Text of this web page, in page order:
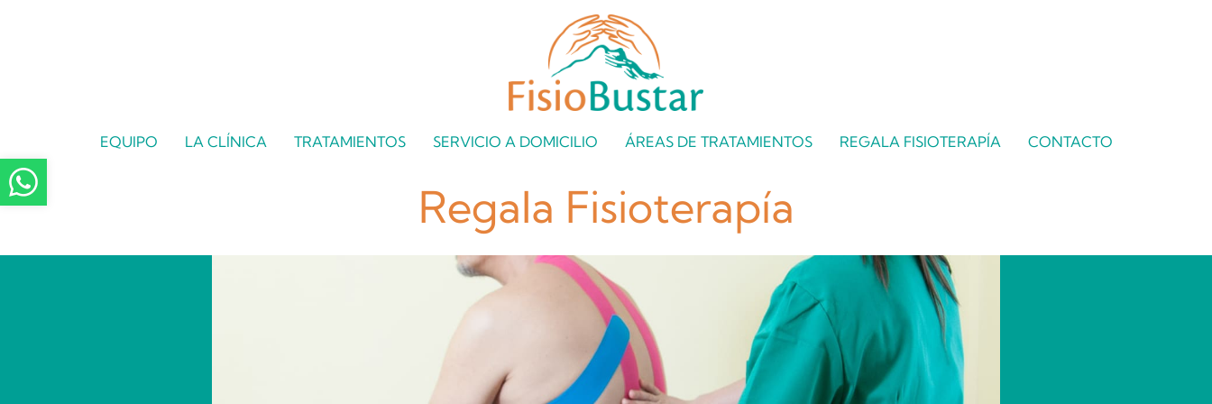
EQUIPO LA CLÍNICA TRATAMIENTOS SERVICIO A DOMICILIO ÁREAS DE TRATAMIENTOS REGALA FISIOTERAPÍA CONTACTO
Regala Fisioterapía